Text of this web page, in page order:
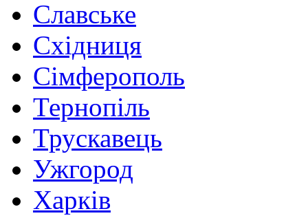
Славське
Східниця
Сімферополь
Тернопіль
Трускавець
Ужгород
Харків